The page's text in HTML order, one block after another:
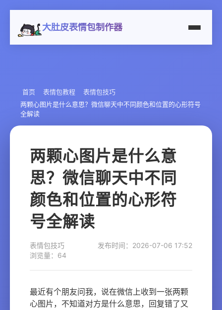
大肚皮表情包制作器
首页 表情包教程
表情包技巧
两颗心图片是什么意思？微信聊天中不同颜色和位置的心形符号
全解读
两颗心图片是什么意
思？微信聊天中不同
颜色和位置的心形符
号全解读
表情包技巧
发布时间：2026-07-06 17:52
浏览量：64
最近有个朋友问我，说在微信上收到一张两颗
心图片，不知道对方是什么意思，回复错了又